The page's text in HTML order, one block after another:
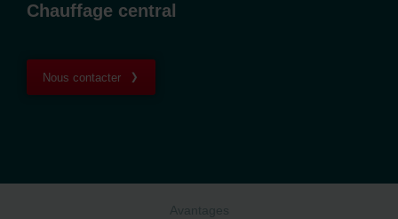
Chauffage central
Nous contacter
Avantages